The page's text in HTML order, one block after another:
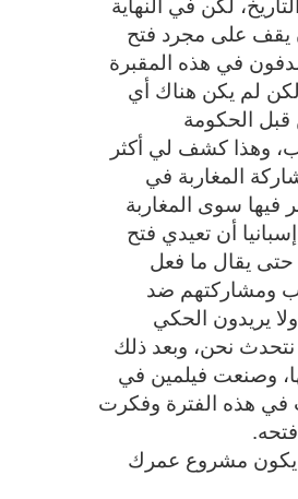
يقف على مجرد فتح
في هذه المقبرة
لكن لم يكن هناك أي
قبل الحكومة
وهذا كشف لي أكثر
المغاربة في
سوى المغاربة
أن تعيدي فتح
يقال ما فعل
ومشاركتهم ضد
يريدون الحكي
نتحدث نحن، وبعد ذلك
وصنعت فيلمين في
في هذه الفترة وفكرت
يكون مشروع عمرك